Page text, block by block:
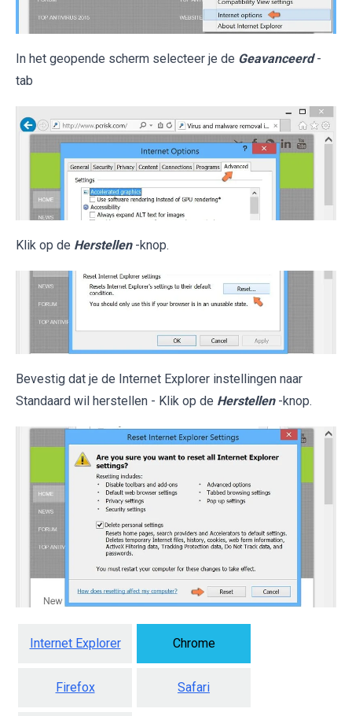
In het geopende scherm selecteer je de Geavanceerd -
tab
Klik op de Herstellen -knop.
Bevestig dat je de Internet Explorer instellingen naar
Standaard wil herstellen - Klik op de Herstellen -knop.
Internet Explorer Chrome
Firefox Safari